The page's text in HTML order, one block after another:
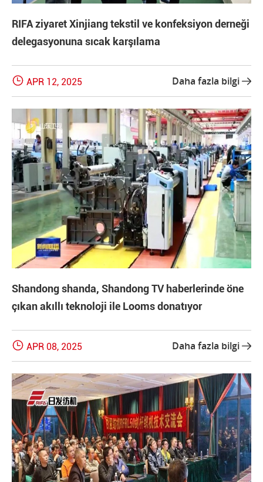
RIFA ziyaret Xinjiang tekstil ve konfeksiyon derneği
delegasyonuna sıcak karşılama
 APR 12, 2025 Daha fazla bilgi 
Shandong shanda, Shandong TV haberlerinde öne
çıkan akıllı teknoloji ile Looms donatıyor
 APR 08, 2025 Daha fazla bilgi 